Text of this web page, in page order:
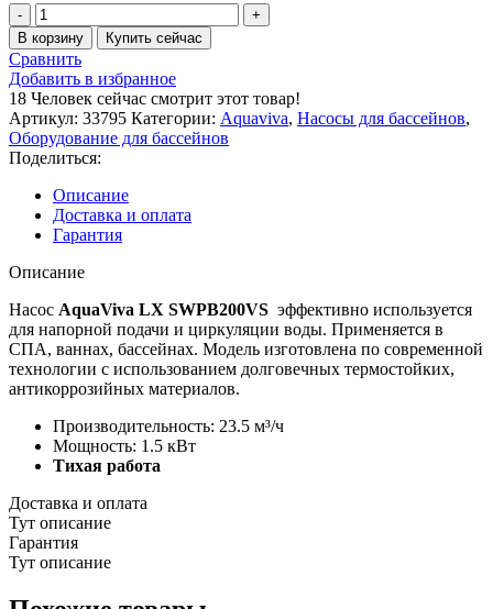
Количество
товара
Насос
AquaViva
LX
SWPB200VS
(220V,
пф,
23,5m3/h*10m,
1,5kW,
2HP)
с
переменной
скоростью
В корзину Купить сейчас
Сравнить
Добавить в избранное
18 Человек сейчас смотрит этот товар!
Артикул: 33795 Категории: Aquaviva, Насосы для бассейнов,
Оборудование для бассейнов
Поделиться:
Описание
Доставка и оплата
Гарантия
Описание
Насос AquaViva LX SWPB200VS эффективно используется
для напорной подачи и циркуляции воды. Применяется в
СПА, ваннах, бассейнах. Модель изготовлена по современной
технологии с использованием долговечных термостойких,
антикоррозийных материалов.
Производительность: 23.5 м³/ч
Мощность: 1.5 кВт
Тихая работа
Доставка и оплата
Тут описание
Гарантия
Тут описание